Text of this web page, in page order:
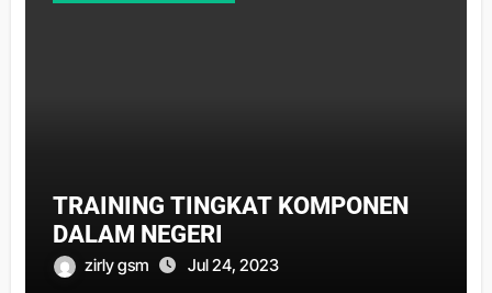
TRAINING TINGKAT KOMPONEN
DALAM NEGERI
zirly gsm Jul 24, 2023